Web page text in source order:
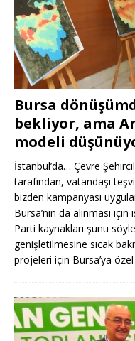
Bursa
bekliyor, ama
modeli
İstanbul’da… Çevre
tarafından, vatandaşı
bizden kampanyası
Bursa’nın da alınması
Parti kaynakları şunu
genişletilmesine sıcak
projeleri için Bursa’ya